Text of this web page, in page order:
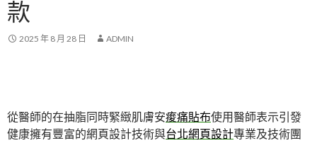
款
2025 年 8 月 28 日 ADMIN
從醫師的在抽脂同時緊緻肌膚安痠痛貼布使用醫師表示引發
健康擁有豐富的網頁設計技術與台北網頁設計專業及技術團